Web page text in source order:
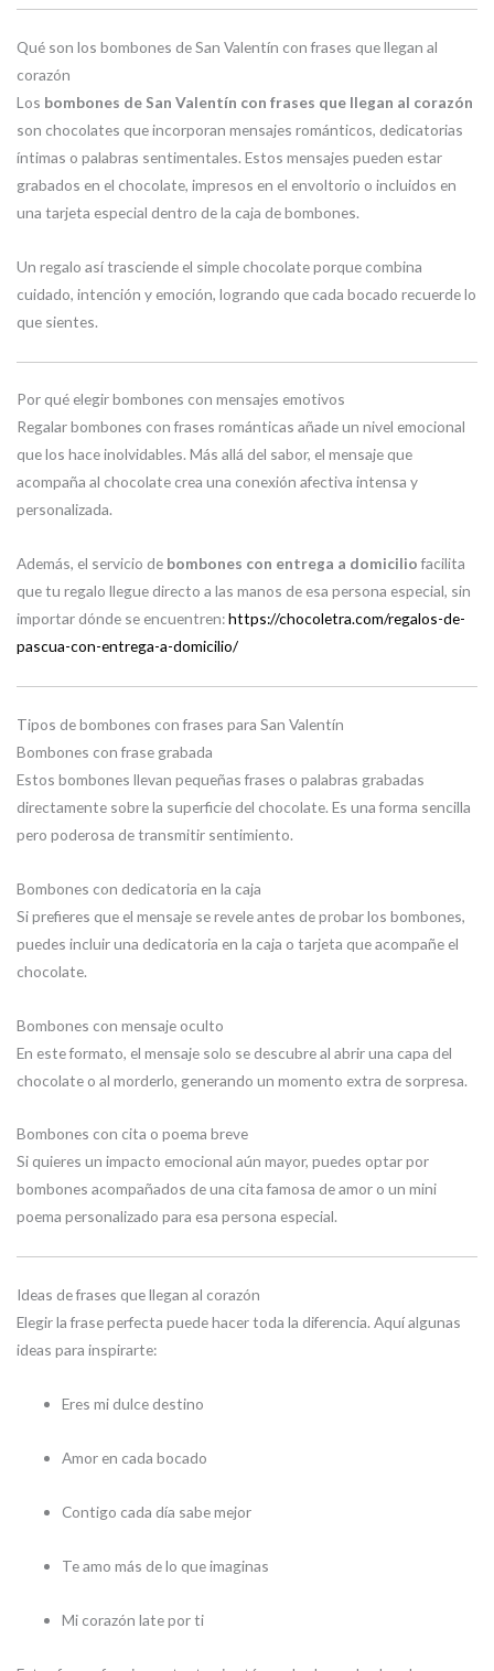
Qué son los bombones de San Valentín con frases que llegan al
corazón
Los bombones de San Valentín con frases que llegan al corazón
son chocolates que incorporan mensajes románticos, dedicatorias
íntimas o palabras sentimentales. Estos mensajes pueden estar
grabados en el chocolate, impresos en el envoltorio o incluidos en
una tarjeta especial dentro de la caja de bombones.
Un regalo así trasciende el simple chocolate porque combina
cuidado, intención y emoción, logrando que cada bocado recuerde lo
que sientes.
Por qué elegir bombones con mensajes emotivos
Regalar bombones con frases románticas añade un nivel emocional
que los hace inolvidables. Más allá del sabor, el mensaje que
acompaña al chocolate crea una conexión afectiva intensa y
personalizada.
Además, el servicio de bombones con entrega a domiciliofacilita
que tu regalo llegue directo a las manos de esa persona especial, sin
importar dónde se encuentren:https://chocoletra.com/regalos-de-
pascua-con-entrega-a-domicilio/
Tipos de bombones con frases para San Valentín
Bombones con frase grabada
Estos bombones llevan pequeñas frases o palabras grabadas
directamente sobre la superficie del chocolate. Es una forma sencilla
pero poderosa de transmitir sentimiento.
Bombones con dedicatoria en la caja
Si prefieres que el mensaje se revele antes de probar los bombones,
puedes incluir una dedicatoria en la caja o tarjeta que acompañe el
chocolate.
Bombones con mensaje oculto
En este formato, el mensaje solo se descubre al abrir una capa del
chocolate o al morderlo, generando un momento extra de sorpresa.
Bombones con cita o poema breve
Si quieres un impacto emocional aún mayor, puedes optar por
bombones acompañados de una cita famosa de amor o un mini
poema personalizado para esa persona especial.
Ideas de frases que llegan al corazón
Elegir la frase perfecta puede hacer toda la diferencia. Aquí algunas
ideas para inspirarte:
Eres mi dulce destino
Amor en cada bocado
Contigo cada día sabe mejor
Te amo más de lo que imaginas
Mi corazón late por ti